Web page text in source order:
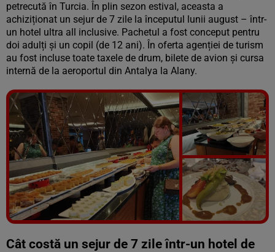
petrecută în Turcia. În plin sezon estival, aceasta a
achiziționat un sejur de 7 zile la începutul lunii august – într-
un hotel ultra all inclusive. Pachetul a fost conceput pentru
doi adulți și un copil (de 12 ani). În oferta agenției de turism
au fost incluse toate taxele de drum, bilete de avion și cursa
internă de la aeroportul din Antalya la Alany.
Vezi galeria foto
18 poze
Cât costă un sejur de 7 zile într-un hotel de